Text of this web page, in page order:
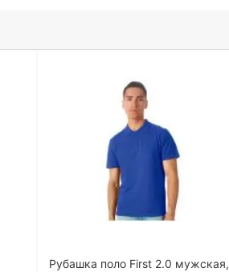
Рубашка поло First 2.0 мужская,